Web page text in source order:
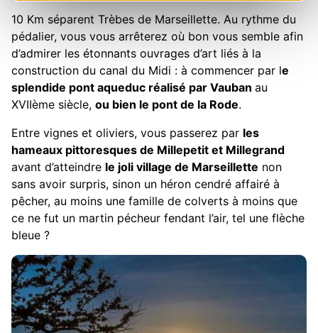
10 Km séparent Trèbes de Marseillette. Au rythme du
pédalier, vous vous arrêterez où bon vous semble afin
d’admirer les étonnants ouvrages d’art liés à la
construction du canal du Midi : à commencer par le
splendide pont aqueduc réalisé par Vauban au
XVIIème siècle, ou bien le pont de la Rode.
Entre vignes et oliviers, vous passerez par les
hameaux pittoresques de Millepetit et Millegrand
avant d’atteindre le joli village de Marseillette non
sans avoir surpris, sinon un héron cendré affairé à
pêcher, au moins une famille de colverts à moins que
ce ne fut un martin pécheur fendant l’air, tel une flèche
bleue ?